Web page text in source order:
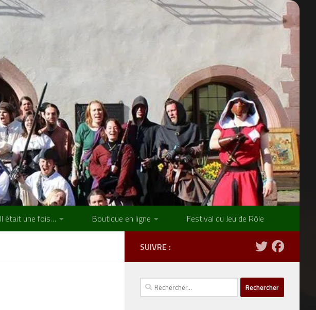
Il était une fois… Boutique en ligne Festival du Jeu de Rôle
SUIVRE :
Rechercher :